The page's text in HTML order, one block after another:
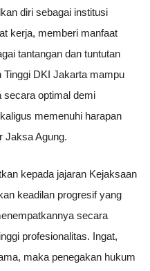
diri sebagai institusi
kerja, memberi manfaat
tantangan dan tuntutan
Tinggi DKI Jakarta mampu
secara optimal demi
memenuhi harapan
Jaksa Agung.
kepada jajaran Kejaksaan
keadilan progresif yang
secara
profesionalitas. Ingat,
maka penegakan hukum